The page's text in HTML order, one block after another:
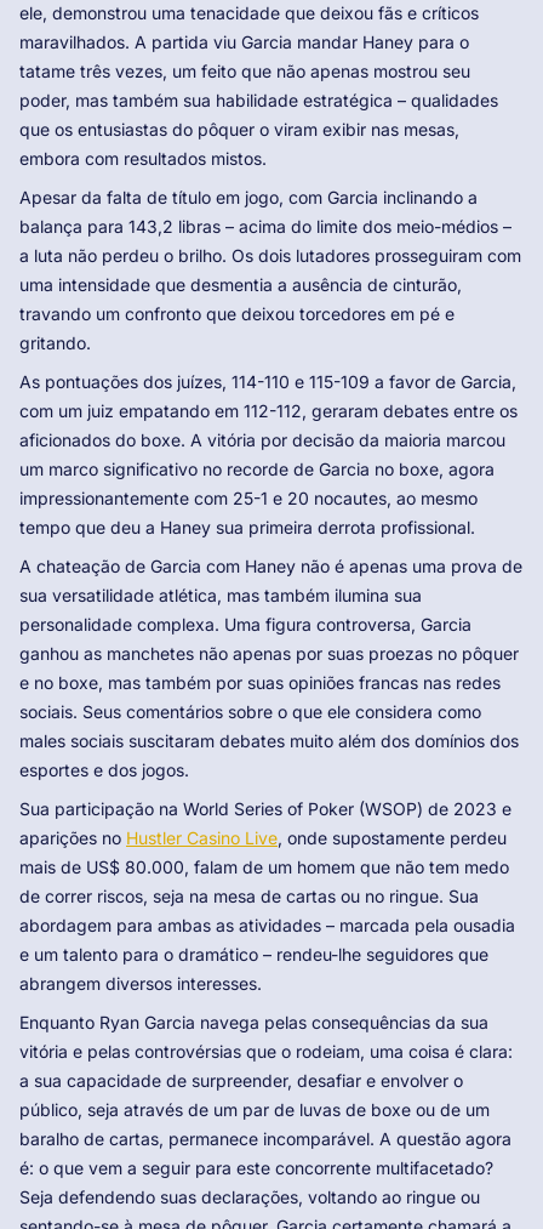
ele, demonstrou uma tenacidade que deixou fãs e críticos
maravilhados. A partida viu Garcia mandar Haney para o
tatame três vezes, um feito que não apenas mostrou seu
poder, mas também sua habilidade estratégica – qualidades
que os entusiastas do pôquer o viram exibir nas mesas,
embora com resultados mistos.
Apesar da falta de título em jogo, com Garcia inclinando a
balança para 143,2 libras – acima do limite dos meio-médios –
a luta não perdeu o brilho. Os dois lutadores prosseguiram com
uma intensidade que desmentia a ausência de cinturão,
travando um confronto que deixou torcedores em pé e
gritando.
As pontuações dos juízes, 114-110 e 115-109 a favor de Garcia,
com um juiz empatando em 112-112, geraram debates entre os
aficionados do boxe. A vitória por decisão da maioria marcou
um marco significativo no recorde de Garcia no boxe, agora
impressionantemente com 25-1 e 20 nocautes, ao mesmo
tempo que deu a Haney sua primeira derrota profissional.
A chateação de Garcia com Haney não é apenas uma prova de
sua versatilidade atlética, mas também ilumina sua
personalidade complexa. Uma figura controversa, Garcia
ganhou as manchetes não apenas por suas proezas no pôquer
e no boxe, mas também por suas opiniões francas nas redes
sociais. Seus comentários sobre o que ele considera como
males sociais suscitaram debates muito além dos domínios dos
esportes e dos jogos.
Sua participação na World Series of Poker (WSOP) de 2023 e
aparições no Hustler Casino Live, onde supostamente perdeu
mais de US$ 80.000, falam de um homem que não tem medo
de correr riscos, seja na mesa de cartas ou no ringue. Sua
abordagem para ambas as atividades – marcada pela ousadia
e um talento para o dramático – rendeu-lhe seguidores que
abrangem diversos interesses.
Enquanto Ryan Garcia navega pelas consequências da sua
vitória e pelas controvérsias que o rodeiam, uma coisa é clara:
a sua capacidade de surpreender, desafiar e envolver o
público, seja através de um par de luvas de boxe ou de um
baralho de cartas, permanece incomparável. A questão agora
é: o que vem a seguir para este concorrente multifacetado?
Seja defendendo suas declarações, voltando ao ringue ou